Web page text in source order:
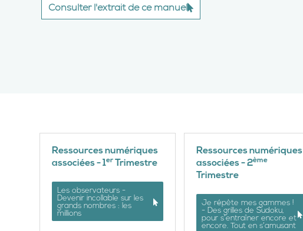
Consulter l'extrait de ce manuel
Ressources numériques
associées - 1er Trimestre
Les observateurs -
Devenir incollable sur les
grands nombres : les
millions
Ressources numériques
associées - 2ème
Trimestre
Je répète mes gammes !
- Des grilles de Sudoku,
pour s’entraîner encore et
encore. Tout en s’amusant